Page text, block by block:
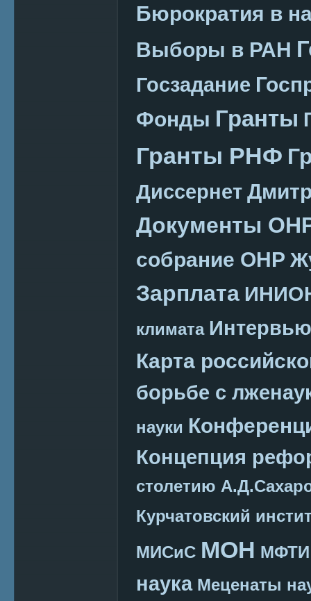
Бюрократия в
Выборы в РАН
Госзадание
Фонды Гранты
Гранты РНФ
Диссернет
Документы
собрание ОНР
Зарплата
климата Интервью
Карта
борьбе с
науки
Концепция
столетию
Курчатовский
МИСиС МОН МФТИ
наука Меценаты